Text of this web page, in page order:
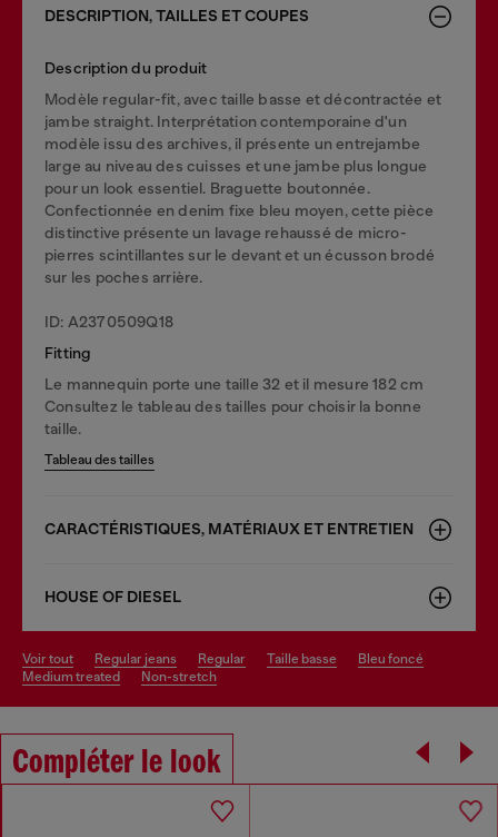
DESCRIPTION, TAILLES ET COUPES
Description du produit
Modèle regular-fit, avec taille basse et décontractée et
jambe straight. Interprétation contemporaine d'un
modèle issu des archives, il présente un entrejambe
large au niveau des cuisses et une jambe plus longue
pour un look essentiel. Braguette boutonnée.
Confectionnée en denim fixe bleu moyen, cette pièce
distinctive présente un lavage rehaussé de micro-
pierres scintillantes sur le devant et un écusson brodé
sur les poches arrière.
ID: A2370509Q18
Fitting
Le mannequin porte une taille 32 et il mesure 182 cm
Consultez le tableau des tailles pour choisir la bonne
taille.
Tableau des tailles
CARACTÉRISTIQUES, MATÉRIAUX ET ENTRETIEN
HOUSE OF DIESEL
voir tout regular jeans regular taille basse
bleu foncé
medium treated
non-stretch
Compléter le look